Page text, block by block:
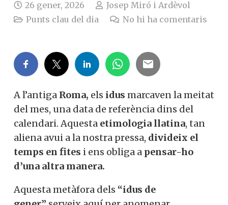
Punts clau del dia
A l’antiga Roma, els idus
marcaven la
meitat del mes, una data de referència
dins del calendari. Aquesta
etimologia
llatina
, tan aliena avui a la nostra
pressa,
divideix el temps en fites
Aquesta metàfora dels